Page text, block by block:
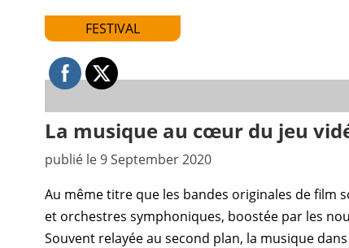
FESTIVAL
La musique au cœur du jeu
publié le 9 September 2020
Au même titre que les bandes originales de film
et orchestres symphoniques, boostée par les
Souvent relayée au second plan, la musique